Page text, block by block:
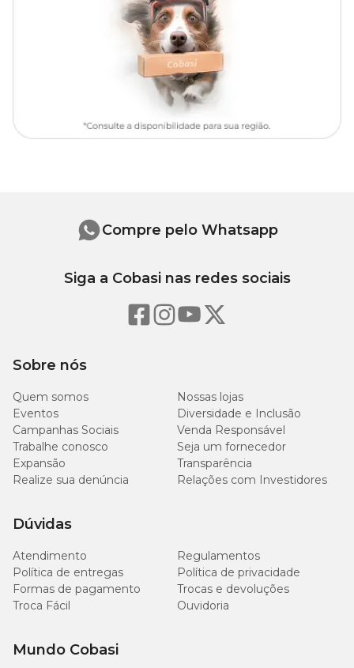
Sobre nós
Quem somos
Nossas lojas
Eventos
Diversidade e Inclusão
Campanhas Sociais
Venda Responsável
Trabalhe conosco
Seja um fornecedor
Expansão
Transparência
Realize sua denúncia
Relações com Investidores
Dúvidas
Atendimento
Regulamentos
Política de entregas
Política de privacidade
Formas de pagamento
Trocas e devoluções
Troca Fácil
Ouvidoria
Mundo Cobasi
Compre pelo Whatsapp
Siga a Cobasi nas redes sociais